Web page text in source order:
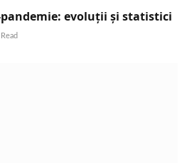
evoluții și statistici